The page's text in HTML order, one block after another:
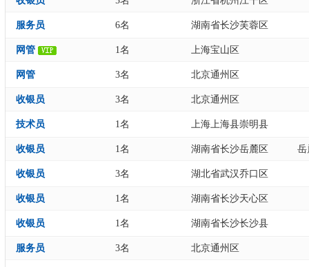
服务员 6名 湖南省长沙芙蓉区
网管 1名 上海宝山区
网管 3名 北京通州区
收银员 3名 北京通州区
技术员 1名 上海上海县崇明县
收银员 1名 湖南省长沙岳麓区 岳
收银员 3名 湖北省武汉乔口区
收银员 1名 湖南省长沙天心区
收银员 1名 湖南省长沙长沙县
服务员 3名 北京通州区